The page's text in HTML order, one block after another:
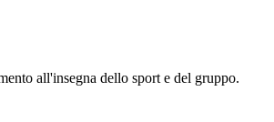
all'insegna dello sport e del gruppo.